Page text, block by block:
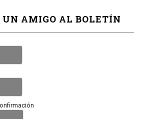
UN AMIGO AL BOLETÍN